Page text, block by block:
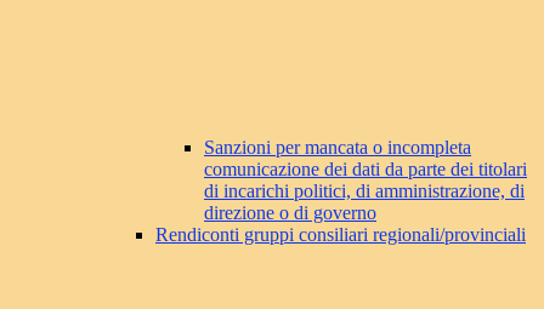
Sanzioni per mancata o incompleta
comunicazione dei dati da parte dei titolari
di incarichi politici, di amministrazione, di
direzione o di governo
Rendiconti gruppi consiliari regionali/provinciali